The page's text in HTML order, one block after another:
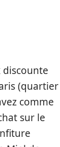
discounte
(quartier
comme
sur le